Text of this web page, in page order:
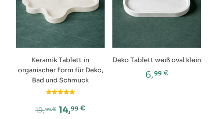
können
auf
Produktseite
gewählt
werden
Optionen
gewählt
werden
Keramik Tablett in
organischer Form für Deko,
Bad und Schmuck
mit
5.00
19,99 € 14,99 €
Deko Tablett weiß oval klein
6,99 €